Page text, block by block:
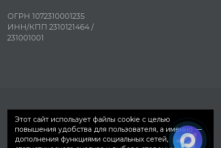
ОГРН 1072310001235
ИНН/КПП 2310121464 /
231001001
Этот сайт использует файлы cookie с целью
повышения удобства для пользователя, а именно —
дополнения функциями социальных сетей,